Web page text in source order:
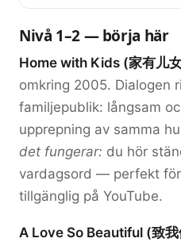
Nivå 1–2 — börja här
Home with Kids (家有儿
omkring 2005. Dialogen
familjepublik: långsam
upprepning av samma
det fungerar: du hör
vardagsord — perfekt
tillgänglig på YouTube.
A Love So Beautiful (致我